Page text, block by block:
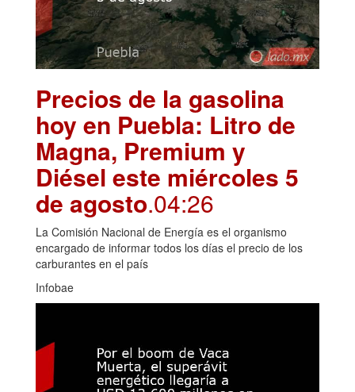
Precios de la gasolina
hoy en Puebla: Litro de
Magna, Premium y
Diésel este miércoles 5
de agosto.04:26
La Comisión Nacional de Energía es el organismo
encargado de informar todos los días el precio de los
carburantes en el país
Infobae